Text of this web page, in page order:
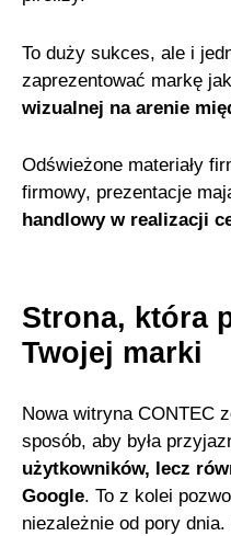
To duży sukces, ale i
zaprezentować markę
wizualnej na arenie
Odświeżone materiały
firmowy, prezentacje
handlowy w realizacji
Strona, która
Twojej marki
Nowa witryna CONTEC
sposób, aby była
użytkowników, lecz
Google. To z kolei
niezależnie od pory